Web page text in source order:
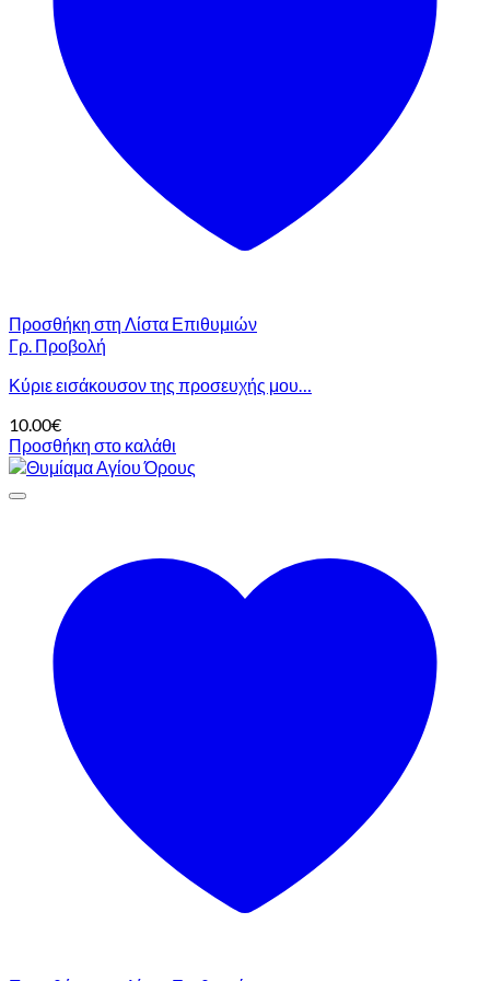
επιλεγούν
προϊόντος
Προσθήκη στη Λίστα Επιθυμιών
Γρ. Προβολή
Κύριε εισάκουσον της προσευχής μου…
10.00€
Προσθήκη στο καλάθι